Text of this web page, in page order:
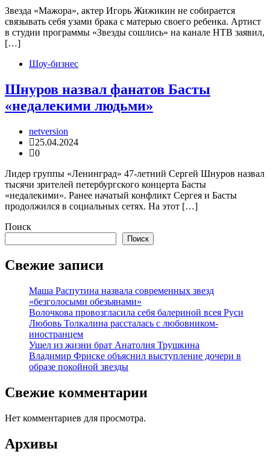
Звезда «Мажора», актер Игорь Жижикин не собирается
связывать себя узами брака с матерью своего ребенка. Артист
в студии программы «Звезды сошлись» на канале НТВ заявил,
[…]
Шоу-бизнес
Шнуров назвал фанатов Басты
«недалекими людьми»
netversion
25.04.2024
0
Лидер группы «Ленинград» 47-летний Сергей Шнуров назвал
тысячи зрителей петербургского концерта Басты
«недалекими». Ранее начатый конфликт Сергея и Басты
продолжился в социальных сетях. На этот […]
Поиск
Поиск
Свежие записи
Маша Распутина назвала современных звезд
«безголосыми обезьянами»
Волочкова провозгласила себя балериной всея Руси
Любовь Толкалина рассталась с любовником-
иностранцем
Ушел из жизни брат Анатолия Трушкина
Владимир Фриске объяснил выступление дочери в
образе покойной звезды
Свежие комментарии
Нет комментариев для просмотра.
Архивы